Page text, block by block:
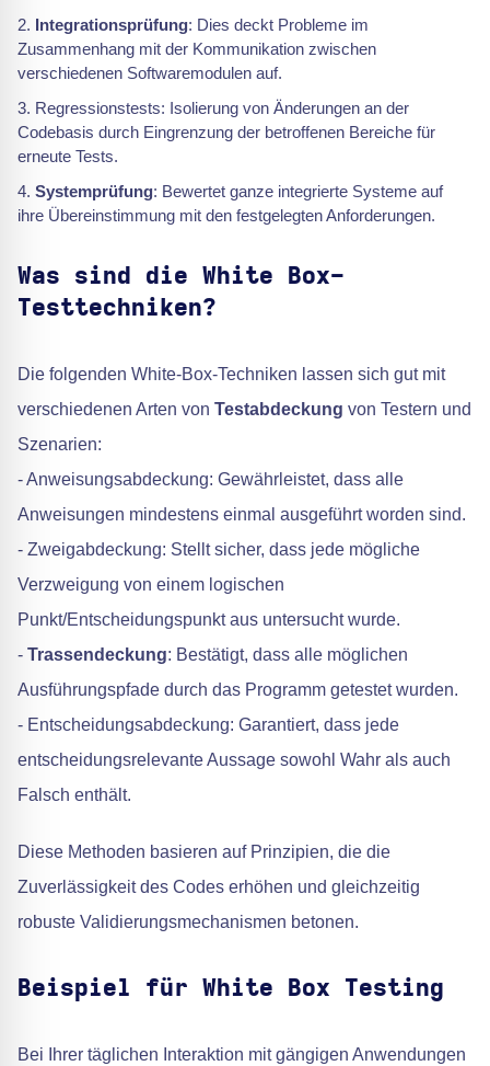
Integrationsprüfung: Dies deckt Probleme im
Zusammenhang mit der Kommunikation zwischen
verschiedenen Softwaremodulen auf.
Regressionstests: Isolierung von Änderungen an der
Codebasis durch Eingrenzung der betroffenen Bereiche für
erneute Tests.
Systemprüfung: Bewertet ganze integrierte Systeme auf
ihre Übereinstimmung mit den festgelegten Anforderungen.
Was sind die White Box-
Testtechniken?
Die folgenden White-Box-Techniken lassen sich gut mit
verschiedenen Arten von Testabdeckung von Testern und
Szenarien:
- Anweisungsabdeckung: Gewährleistet, dass alle
Anweisungen mindestens einmal ausgeführt worden sind.
- Zweigabdeckung: Stellt sicher, dass jede mögliche
Verzweigung von einem logischen
Punkt/Entscheidungspunkt aus untersucht wurde.
- Trassendeckung: Bestätigt, dass alle möglichen
Ausführungspfade durch das Programm getestet wurden.
- Entscheidungsabdeckung: Garantiert, dass jede
entscheidungsrelevante Aussage sowohl Wahr als auch
Falsch enthält.
Diese Methoden basieren auf Prinzipien, die die
Zuverlässigkeit des Codes erhöhen und gleichzeitig
robuste Validierungsmechanismen betonen.
Beispiel für White Box Testing
Bei Ihrer täglichen Interaktion mit gängigen Anwendungen